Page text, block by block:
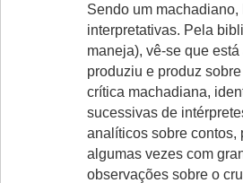
Sendo um
interpretativas. Pela
maneja), vê-se que
produziu e produz
crítica machadiana,
sucessivas de
analíticos sobre contos,
algumas vezes com
observações sobre o